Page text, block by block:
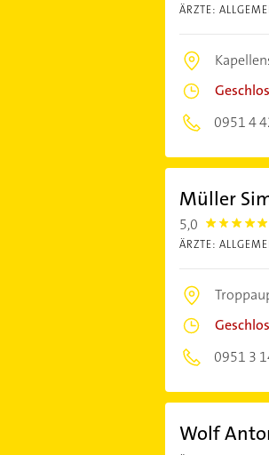
ÄRZTE:
0951 4
Müller
5,0 5.0
ÄRZTE:
0951 3
Wolf